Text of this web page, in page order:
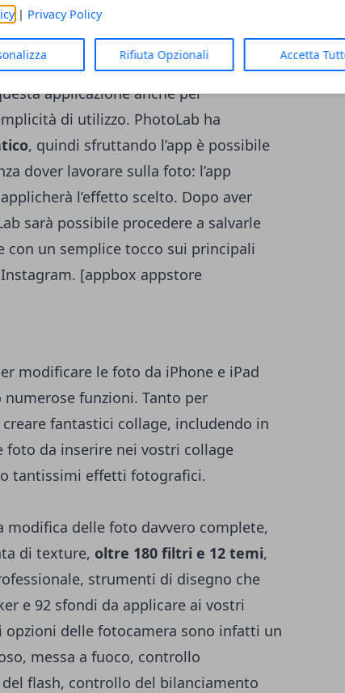
| Privacy Policy
Rifiuta Opzionali Accetta
delle fantastiche cornici, creare dei
molte foto.
applicazione anche per
di utilizzo. PhotoLab ha
, quindi sfruttando l’app è possibile
dover lavorare sulla foto: l’app
l’effetto scelto. Dopo aver
sarà possibile procedere a salvarle
un semplice tocco sui principali
[appbox appstore
modificare le foto da iPhone e iPad
funzioni. Tanto per
fantastici collage, includendo in
foto da inserire nei vostri collage
tantissimi effetti fotografici.
modifica delle foto davvero complete,
di texture, oltre 180 filtri e 12 temi,
strumenti di disegno che
e 92 sfondi da applicare ai vostri
delle fotocamera sono infatti un
messa a fuoco, controllo
flash, controllo del bilanciamento